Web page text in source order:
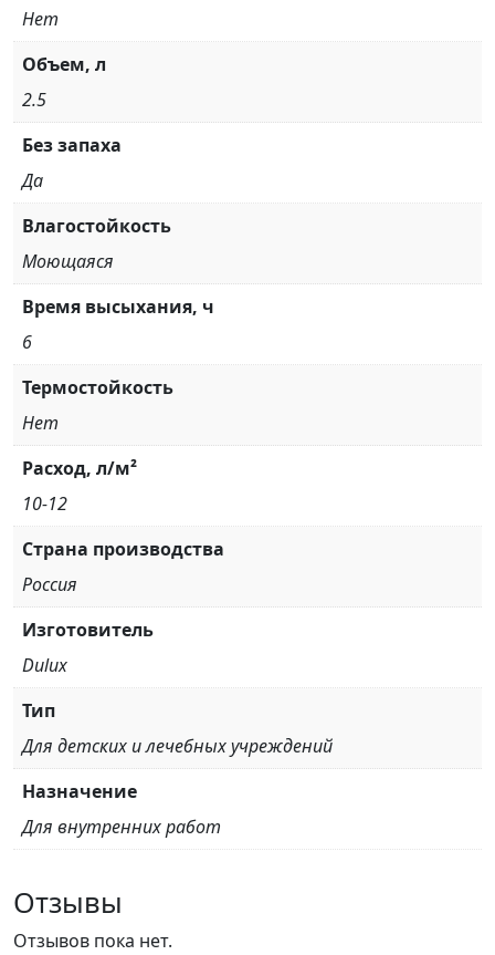
Нет
Объем, л
2.5
Без запаха
Да
Влагостойкость
Моющаяся
Время высыхания, ч
6
Термостойкость
Нет
Расход, л/м²
10-12
Страна производства
Россия
Изготовитель
Dulux
Тип
Для детских и лечебных учреждений
Назначение
Для внутренних работ
Отзывы
Отзывов пока нет.